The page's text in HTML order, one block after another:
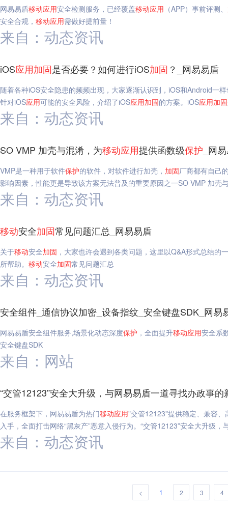
网易易盾移动应用安全检测服务，已经覆盖移动应用 （APP）事前评测、
安全合规， 移动应用需做好提前量！
来自：动态资讯
iOS应用加固是否必要？如何进行iOS加固 ？_网易易盾
随着各种iOS安全隐患的频频出现，大家逐渐认识到，iOS和Android一
针对iOS应用可能的安全风险，介绍了iOS应用加固的方案。iOS应用加固
来自：动态资讯
SO VMP 加壳与混淆，为移动应用提供函数级保护 _网
VMP是一种用于软件保护的软件，对软件进行加壳， 加固厂商都有自己
影响因素，性能更是导致该方案无法普及的重要原因之一SO VMP 加壳
来自：动态资讯
移动安全加固常见问题汇总_网易易盾
关于移动安全加固 ，大家也许会遇到各类问题，这里以Q&A形式总结的
所帮助。 移动安全加固常见问题汇总
来自：动态资讯
安全组件_通信协议加密_设备指纹_安全键盘SDK_网易
网易易盾安全组件服务,场景化动态深度保护 ，全面提升移动应用安全系
安全键盘SDK
来自：网站
“交管12123”安全大升级，与网易易盾一道寻找办政事
在服务框架下，网易易盾为热门移动应用"交管12123"提供稳定、兼容、
入手，全面打击网络“黑灰产”恶意入侵行为。“交管12123”安全大升级
来自：动态资讯
< 1 2 3 4